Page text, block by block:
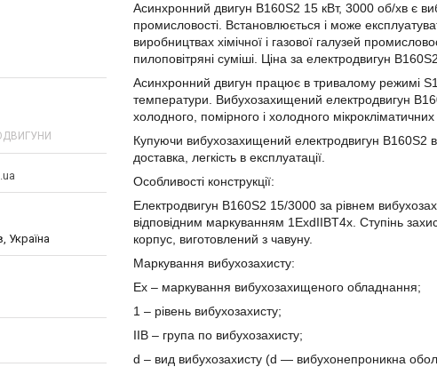
Асинхронний двигун В160Ѕ2 15 кВт, 3000 об/хв є
промисловості. Встановлюється і може
виробництвах хімічної і газової галузей
пилоповітряні суміші. Ціна за електродвигун
Асинхронний двигун працює в тривалому режимі
температури. Вибухозахищений електродвигун
холодного, помірного і холодного мікрокліматичних
Купуючи вибухозахищений електродвигун В160Ѕ2
доставка, легкість в експлуатації.
Особливості конструкції:
Електродвигун В160Ѕ2 15/3000 за рівнем
відповідним маркуванням 1ExdIIBT4х. Ступінь
корпус, виготовлений з чавуну.
Маркування вибухозахисту:
Ех – маркування вибухозахищеного обладнання;
1 – рівень вибухозахисту;
IIB – група по вибухозахисту;
d – вид вибухозахисту (d ― вибухонепроникна
Україна